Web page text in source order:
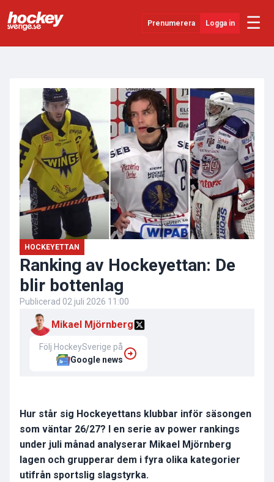
Prenumerera Logga in ☰
Evenemang
Övrigt
HOCKEYETTAN
Ranking av Hockeyettan: De
blir bottenlag
Publicerad 02 juli 2026 11:00
Mikael Mjörnberg
Följ HockeySverige på
Google news
Hur står sig Hockeyettans klubbar inför säsongen
som väntar 26/27? I en serie av power rankings
under juli månad analyserar Mikael Mjörnberg
lagen och grupperar dem i fyra olika kategorier
utifrån sportslig slagstyrka.